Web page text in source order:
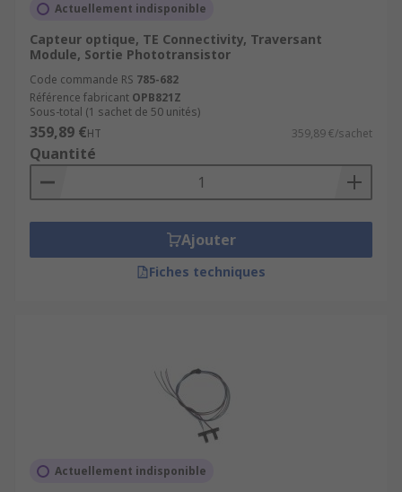
Actuellement indisponible
Capteur optique, TE Connectivity, Traversant
Module, Sortie Phototransistor
Code commande RS 785-682
Référence fabricant OPB821Z
Sous-total (1 sachet de 50 unités)
359,89 €HT 359,89 €/sachet
Quantité
Ajouter
Fiches techniques
Actuellement indisponible